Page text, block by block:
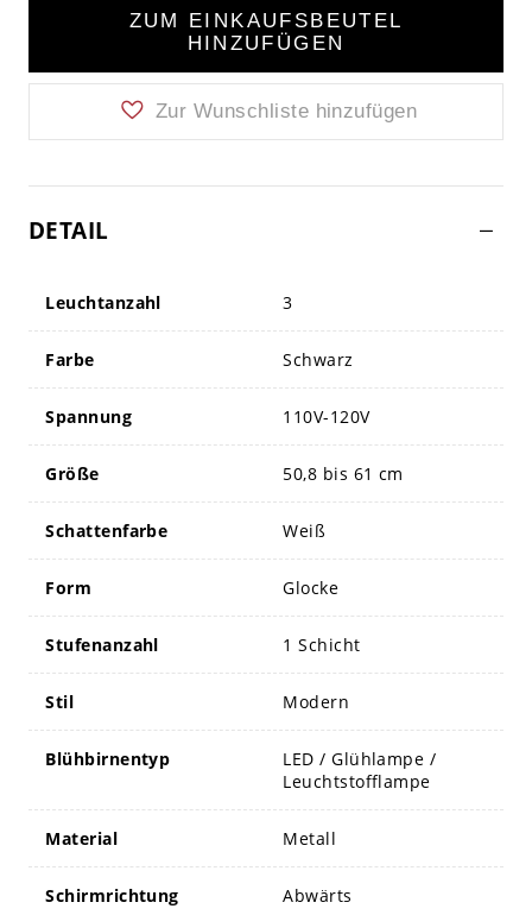
ZUM EINKAUFSBEUTEL
HINZUFÜGEN
Zur Wunschliste hinzufügen
DETAIL
Leuchtanzahl 3
Farbe Schwarz
Spannung 110V-120V
Größe 50,8 bis 61 cm
Schattenfarbe Weiß
Form Glocke
Stufenanzahl 1 Schicht
Stil Modern
Blühbirnentyp
LED / Glühlampe /
Leuchtstofflampe
Material Metall
Schirmrichtung Abwärts